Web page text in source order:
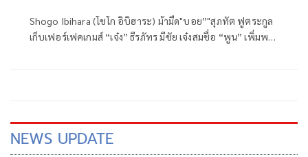
Shogo Ibihara (โชโก อิบิฮาระ) ม้ามืด"บอย”"สุภทัต ฟูตระกูล
เก็บเฟอร์เฟคเกมส์ “เจ๋ง” ธีรภัทร มีชัย เจ๋งสมชื่อ “พูน” เพิ่มพล
จ.ประจวบคีรีขันธ์
NEWS UPDATE